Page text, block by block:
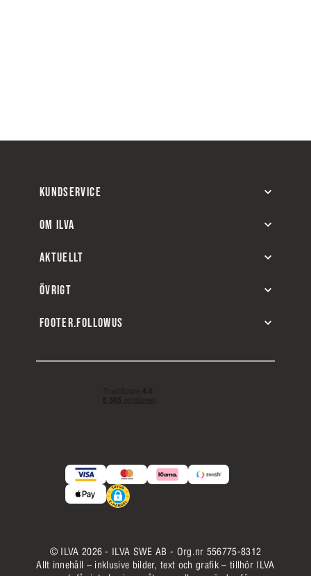
KUNDSERVICE
OM ILVA
AKTUELLT
ÖVRIGT
FOOTER.FOLLOWUS
© ILVA 2026 - ILVA SWE AB - Org.nr 556775-8312
Allt innehåll – inklusive bilder, text och grafik – tillhör ILVA